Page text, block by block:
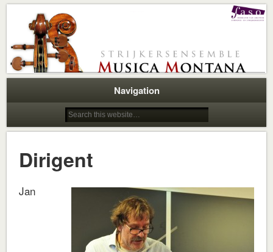
Musica Montana
Strijkersensemble
Navigation
Dirigent
Jan